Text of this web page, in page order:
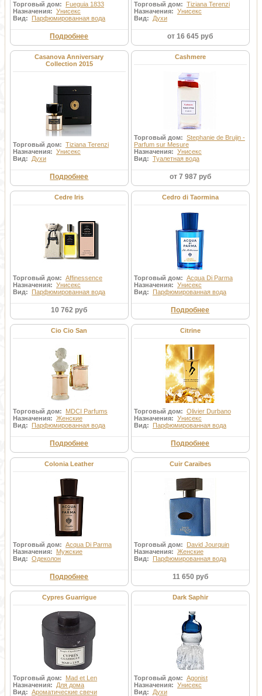
Торговый дом: Fueguia 1833
Назначения: Унисекс
Вид: Парфюмированная вода
Подробнее
Торговый дом: Tiziana Terenzi
Назначения: Унисекс
Вид: Духи
от 16 645 руб
Casanova Anniversary
Collection 2015
Торговый дом: Tiziana Terenzi
Назначения: Унисекс
Вид: Духи
Подробнее
Cashmere
Торговый дом: Stephanie de Bruijn -
Parfum sur Mesure
Назначения: Унисекс
Вид: Туалетная вода
от 7 987 руб
Cedre Iris
Торговый дом: Affinessence
Назначения: Унисекс
Вид: Парфюмированная вода
10 762 руб
Cedro di Taormina
Торговый дом: Acqua Di Parma
Назначения: Унисекс
Вид: Парфюмированная вода
Подробнее
Cio Cio San
Торговый дом: MDCI Parfums
Назначения: Женские
Вид: Парфюмированная вода
Подробнее
Citrine
Торговый дом: Olivier Durbano
Назначения: Унисекс
Вид: Парфюмированная вода
Подробнее
Colonia Leather
Торговый дом: Acqua Di Parma
Назначения: Мужские
Вид: Одеколон
Подробнее
Cuir Caraibes
Торговый дом: David Jourquin
Назначения: Женские
Вид: Парфюмированная вода
11 650 руб
Cypres Guarrigue
Торговый дом: Mad et Len
Назначения: Для дома
Вид: Ароматические свечи
Dark Saphir
Торговый дом: Agonist
Назначения: Унисекс
Вид: Духи